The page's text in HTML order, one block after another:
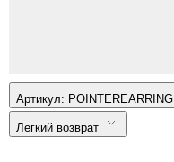
Артикул: POINTEREARRING
Легкий возврат